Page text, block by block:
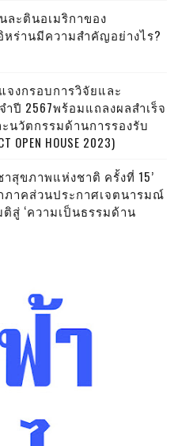
ละตินอเมริกาของ
ร่านมีความสำคัญอย่างไร?
จงกรอบการวิจัยและ
ปี 2567พร้อมแถลงผลสำเร็จ
นวัตกรรมด้านการรองรับ
OPEN HOUSE 2023)
สุขภาพแห่งชาติ ครั้งที่ 15’
าคส่วนประกาศเจตนารมณ์
สู่ ‘ความเป็นธรรมด้าน